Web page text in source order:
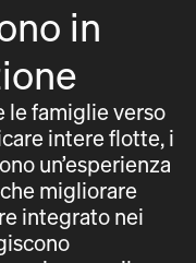
in
le famiglie verso
intere flotte, i
un’esperienza
migliorare
integrato nei